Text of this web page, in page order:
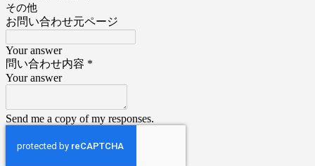
その他
お問い合わせ元ページ
Your answer
問い合わせ内容 *
Your answer
Send me a copy of my responses.